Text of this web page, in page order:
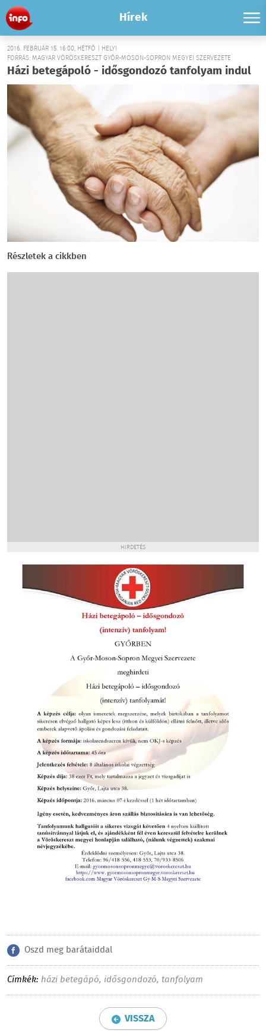
Hírek
2016. FEBRUÁR 15. 16:00, HÉTFŐ | HELYI
FORRÁS: MAGYAR VÖRÖSKERESZT GYŐR-MOSON-SOPRON MEGYEI SZERVEZETE
Házi betegápoló - idősgondozó tanfolyam indul
Részletek a cikkben
HIRDETÉS
Oszd meg barátaiddal
Címkék: házi betegápó, idősgondozó, tanfolyam
VISSZA